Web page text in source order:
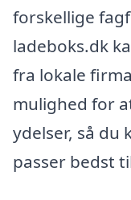
forskellige
ladeboks.dk
fra lokale
mulighed for
ydelser, så du
passer bedst